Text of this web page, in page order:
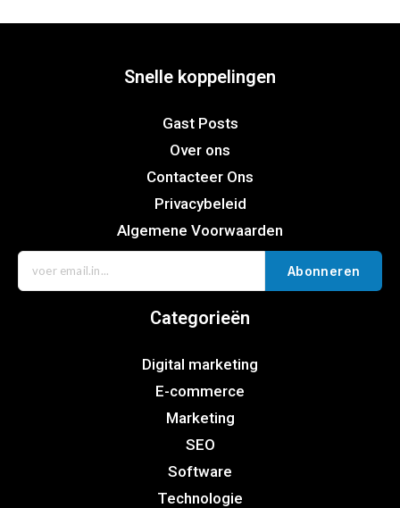
Snelle koppelingen
Gast Posts
Over ons
Contacteer Ons
Privacybeleid
Algemene Voorwaarden
Abonneren
Categorieën
Digital marketing
E-commerce
Marketing
SEO
Software
Technologie